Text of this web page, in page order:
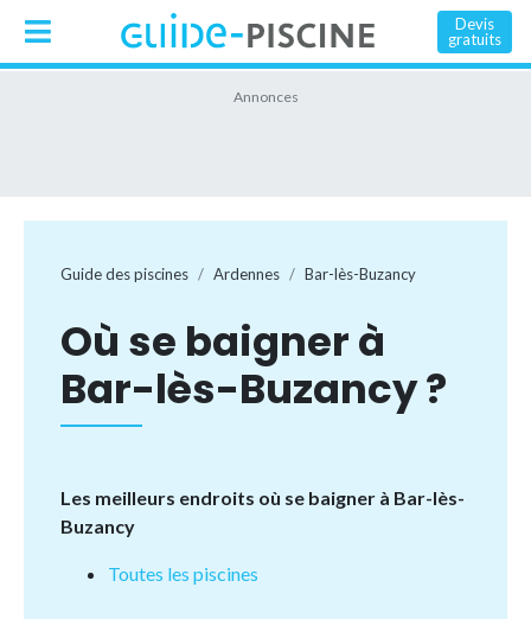
Devis
gratuits
Guide des piscines Ardennes Bar-lès-Buzancy
Où se baigner à
Bar-lès-Buzancy ?
Les meilleurs endroits où se baigner à Bar-lès-
Buzancy
Toutes les piscines